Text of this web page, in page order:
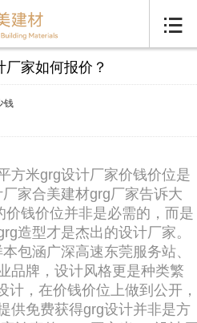

家如何报价？
钱
方米grg设计厂家价钱价位是
家合美建材grg厂家告诉大
钱价位并非是必需的，而是
造型才是杰出的设计厂家。
包涵广深高速东莞服务站、
品牌，设计风格更是种类繁
计，在价钱价位上做到公开，
供免费获得grg设计并非是方